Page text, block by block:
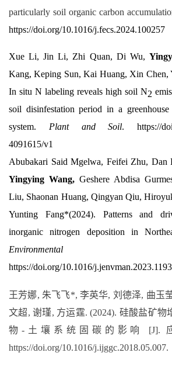
particularly soil organic carbon
https://doi.org/10.1016/j.fecs.2024.100257
Xue Li, Jin Li, Zhi Quan, Di Wu,
Kang, Keping Sun, Kai Huang, Xin Chen,
In situ N labeling reveals high soil N2
soil disinfestation period in a greenhouse
system. Plant and Soil. https://
4091615/v1
Abubakari Said Mgelwa, Feifei Zhu, Dan
Yingying Wang,Geshere Abdisa
Liu, Shaonan Huang, Qingyan Qiu,
Yunting Fang*(2024). Patterns and
inorganic nitrogen deposition in
Environmental
https://doi.org/10.1016/
王芳娜, 朱飞飞*, 李英华, 刘德泽, 曲玉
文超,谢瑾, 方运霆.(2024). 硅酸盐矿物
物 -土壤系统固碳的影响 [J].
https://doi.org/10.1016/j.ijggc.2018.05.007.